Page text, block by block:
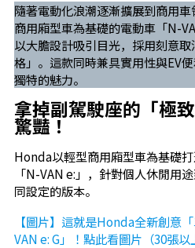
隨著電動化浪潮逐漸擴展到商用
商用廂型車為基礎的電動車「N-
以大膽設計吸引目光，採用刻意
格」。這款同時兼具實用性與EV
獨特的魅力。
拿掉副駕駛座的「極
驚豔！
Honda以輕型商用廂型車為基礎打
「N-VAN e:」，針對個人休閒用
同設定的版本。
【圖片】這就是Honda全新創意
VAN e: G」！點此看圖片（30張以